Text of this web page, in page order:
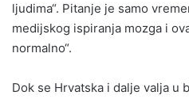
ljudima“. Pitanje je samo
medijskog ispiranja mozga i
normalno“.
Dok se Hrvatska i dalje valja u